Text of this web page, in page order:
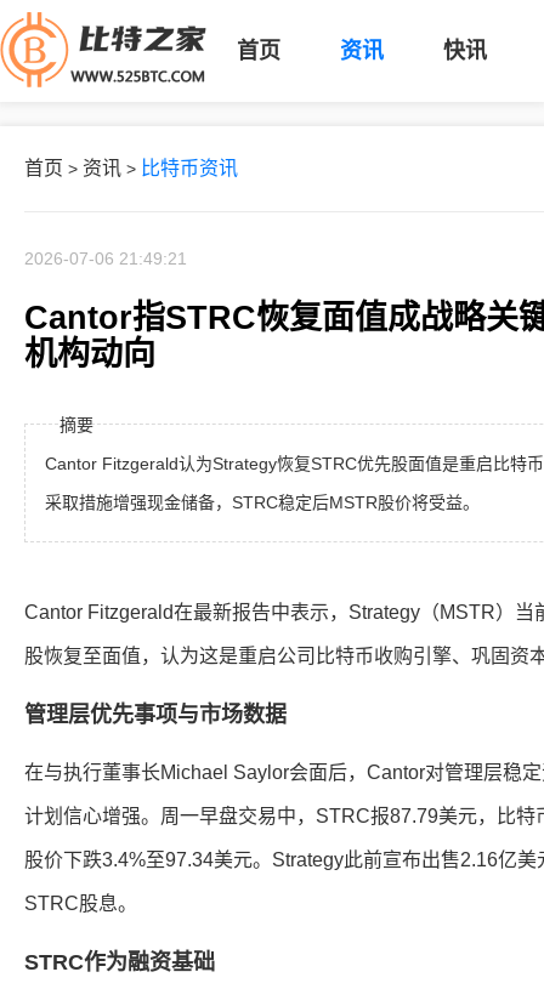
首页 资讯 快讯
首页 > 资讯 > 比特币资讯
2026-07-06 21:49:21
Cantor指STRC恢复面值成战略关
机构动向
摘要
Cantor Fitzgerald认为Strategy恢复STRC优先股面值是重启比特
采取措施增强现金储备，STRC稳定后MSTR股价将受益。
Cantor Fitzgerald在最新报告中表示，Strategy（MSTR）
股恢复至面值，认为这是重启公司比特币收购引擎、巩固资
管理层优先事项与市场数据
在与执行董事长Michael Saylor会面后，Cantor对管理层稳
计划信心增强。周一早盘交易中，STRC报87.79美元，比
股价下跌3.4%至97.34美元。Strategy此前宣布出售2.16亿
STRC股息。
STRC作为融资基础